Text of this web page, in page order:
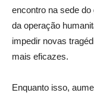
encontro na sede do
da operação
impedir novas
mais eficazes.
Enquanto isso,